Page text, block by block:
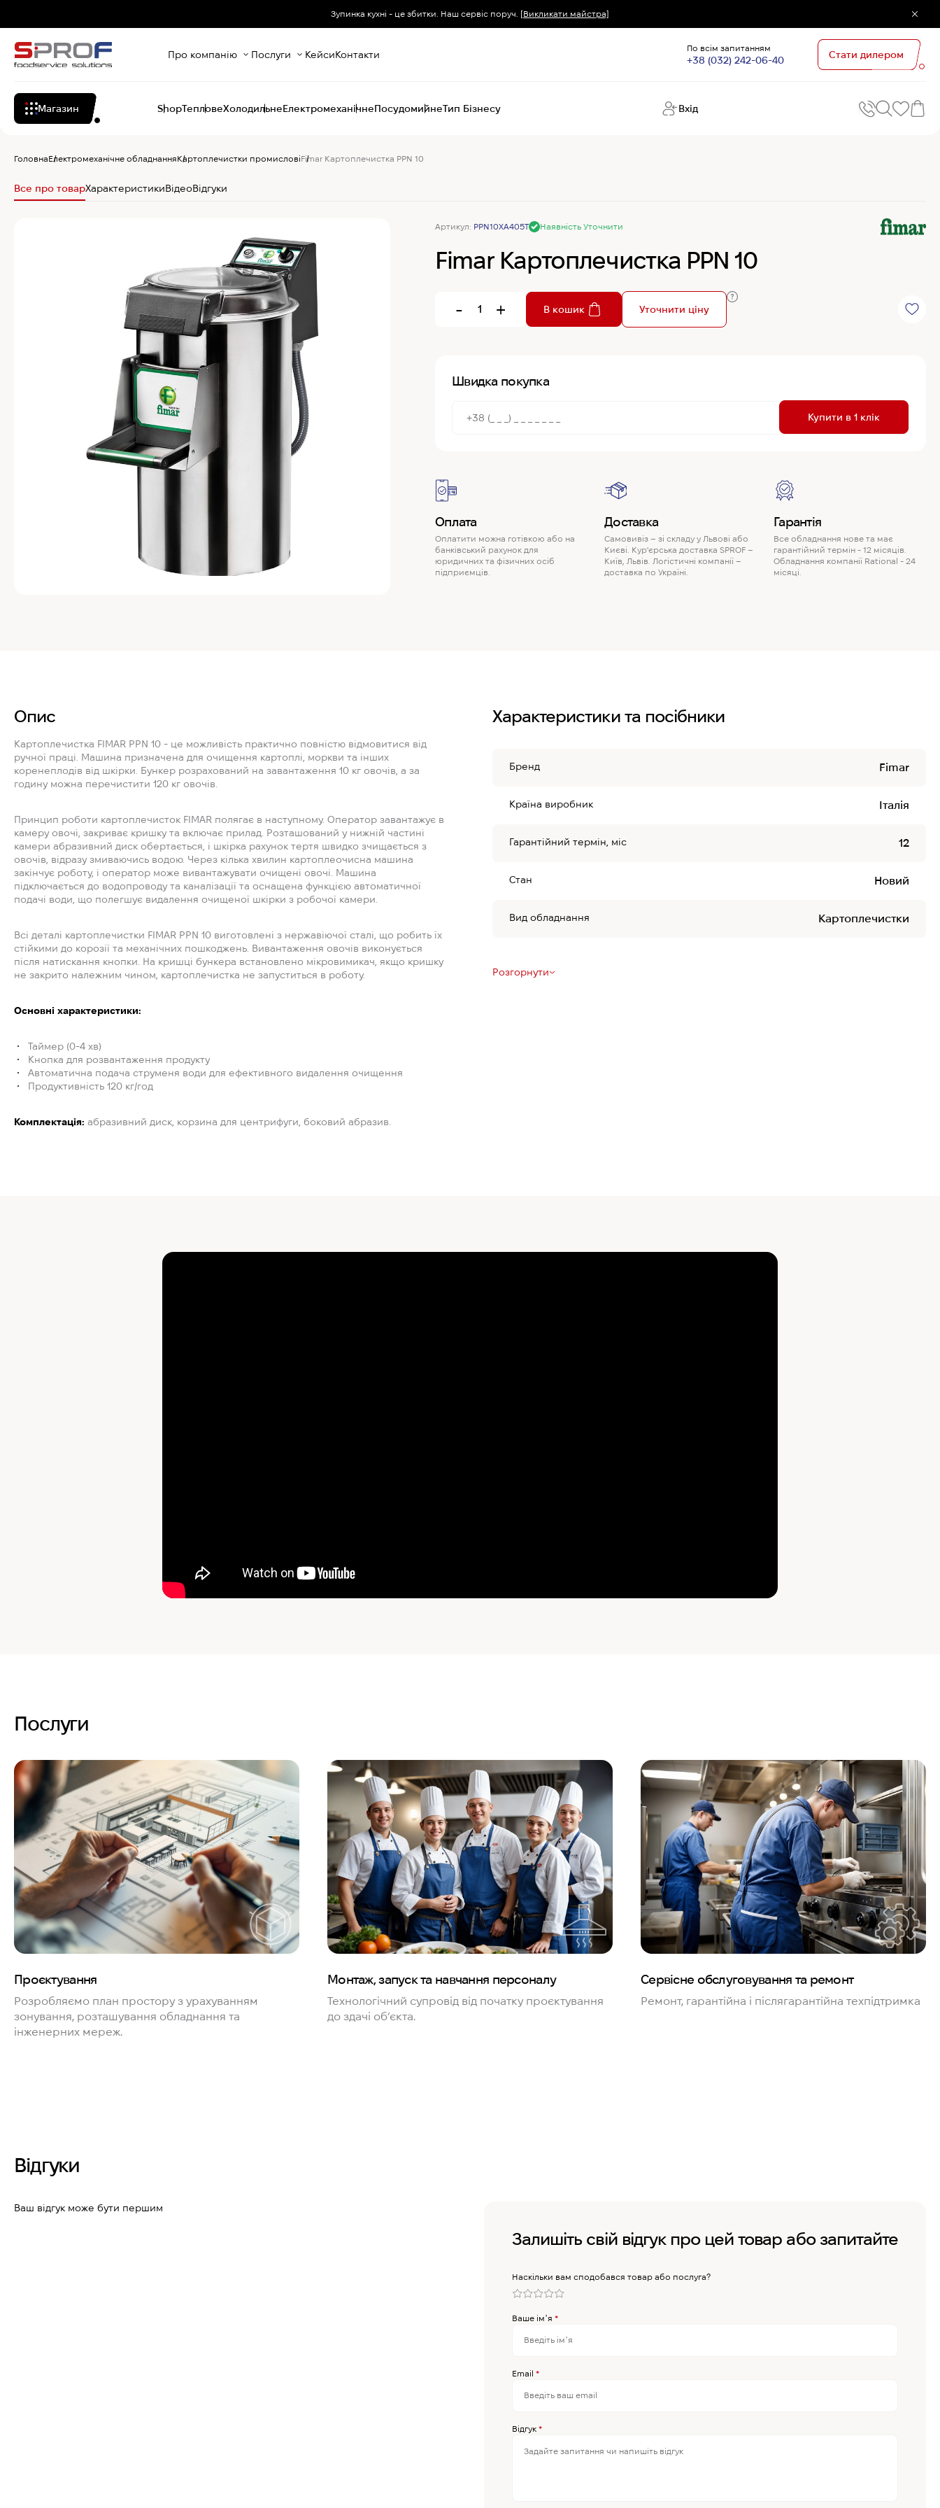
Зупинка кухні - це збитки. Наш сервіс поруч. [Викликати майстра]
Про компанію Послуги КейсиКонтакти
По всім запитанням
+38 (032) 242-06-40 Стати дилером
Магазин ShopТепловеХолодильнеЕлектромеханічнеПосудомийнеТип Бізнесу Вхід
Пароконвектомати
ГоловнаЕлектромеханічне обладнанняКартоплечистки промисловіFimar Картоплечистка PPN 10
Все про товарХарактеристикиВідеоВідгуки
Артикул: PPN10XA405T Наявність Уточнити
Fimar Картоплечистка PPN 10
- + В кошик Уточнити ціну
Швидка покупка
Купити в 1 клік
Оплата
Оплатити можна готівкою або на
банківський рахунок для
юридичних та фізичних осіб
підприємців.
Доставка
Самовивіз – зі складу у Львові або
Києві. Кур'єрська доставка SPROF –
Київ, Львів. Логістичні компанії –
доставка по Україні.
Гарантія
Все обладнання нове та має
гарантійний термін - 12 місяців.
Обладнання компанії Rational - 24
місяці.
Опис
Картоплечистка FIMAR PPN 10 - це можливість практично повністю відмовитися від
ручної праці. Машина призначена для очищення картоплі, моркви та інших
коренеплодів від шкірки. Бункер розрахований на завантаження 10 кг овочів, а за
годину можна перечистити 120 кг овочів.
Принцип роботи картоплечисток FIMAR полягає в наступному. Оператор завантажує в
камеру овочі, закриває кришку та включає прилад. Розташований у нижній частині
камери абразивний диск обертається, і шкірка рахунок тертя швидко зчищається з
овочів, відразу змиваючись водою. Через кілька хвилин картоплеочисна машина
закінчує роботу, і оператор може вивантажувати очищені овочі. Машина
підключається до водопроводу та каналізації та оснащена функцією автоматичної
подачі води, що полегшує видалення очищеної шкірки з робочої камери.
Всі деталі картоплечистки FIMAR PPN 10 виготовлені з нержавіючої сталі, що робить їх
стійкими до корозії та механічних пошкоджень. Вивантаження овочів виконується
після натискання кнопки. На кришці бункера встановлено мікровимикач, якщо кришку
не закрито належним чином, картоплечистка не запуститься в роботу.
Основні характеристики:
Таймер (0-4 хв)
Кнопка для розвантаження продукту
Автоматична подача струменя води для ефективного видалення очищення
Продуктивність 120 кг/год
Комплектація: абразивний диск, корзина для центрифуги, боковий абразив.
Характеристики та посібники
Бренд Fimar
Країна виробник Італія
Гарантійний термін, міс 12
Стан Новий
Вид обладнання Картоплечистки
Розгорнути
Послуги
Проєктування
Розробляємо план простору з урахуванням
зонування, розташування обладнання та
інженерних мереж.
Монтаж, запуск та навчання персоналу
Технологічний супровід від початку проєктування
до здачі об’єкта.
Сервісне обслуговування та ремонт
Ремонт, гарантійна і післягарантійна техпідтримка
Відгуки
Ваш відгук може бути першим
Залишіть свій відгук про цей товар або запитайте
Наскільки вам сподобався товар або послуга?
Ваше імʼя*
Email*
Відгук*